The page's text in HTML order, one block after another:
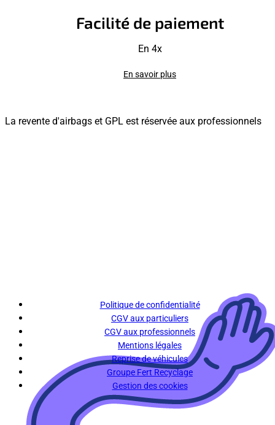
Facilité de paiement
En 4x
En savoir plus
La revente d'airbags et GPL est réservée aux professionnels
Politique de confidentialité
CGV aux particuliers
CGV aux professionnels
Mentions légales
Reprise de véhicules
Groupe Fert Recyclage
Gestion des cookies